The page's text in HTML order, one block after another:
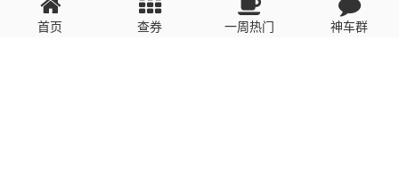
回复需填写必要信息
首页 查券 一周热门 神车群